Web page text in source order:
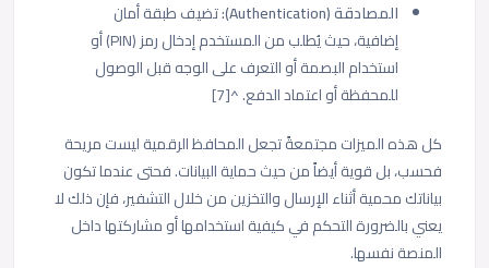
المصادقة (Authentication):
تضيف طبقة أمان
إضافية، حيث يُطلب من المستخدم إدخال رمز (PIN) أو
استخدام البصمة أو التعرف على الوجه قبل الوصول
للمحفظة أو اعتماد الدفع. ^[7]
كل هذه الميزات مجتمعةً تجعل المحافظ الرقمية ليست مريحة
فحسب، بل قوية أيضاً من حيث حماية البيانات. فحتى عندما تكون
بياناتك محمية أثناء الإرسال والتخزين من خلال التشفير، فإن ذلك لا
يعني بالضرورة التحكم في كيفية استخدامها أو مشاركتها داخل
المنصة نفسها.